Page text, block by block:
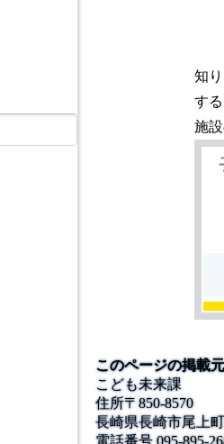
知
す
施
このページの掲載元
こども未来課
住所〒850-8570
長崎県長崎市尾上
電話番号 095-895-